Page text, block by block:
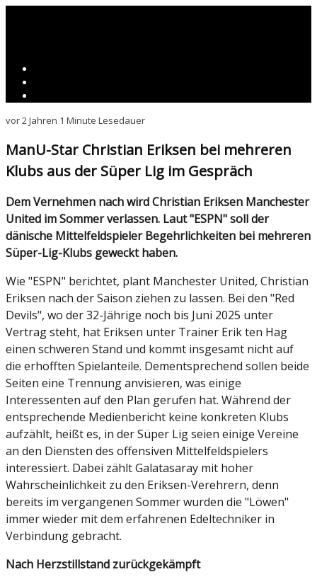
vor 2 Jahren 1 Minute Lesedauer
ManU-Star Christian Eriksen bei mehreren
Klubs aus der Süper Lig im Gespräch
Dem Vernehmen nach wird Christian Eriksen Manchester
United im Sommer verlassen. Laut "ESPN" soll der
dänische Mittelfeldspieler Begehrlichkeiten bei mehreren
Süper-Lig-Klubs geweckt haben.
Wie "ESPN" berichtet, plant Manchester United, Christian
Eriksen nach der Saison ziehen zu lassen. Bei den "Red
Devils", wo der 32-Jährige noch bis Juni 2025 unter
Vertrag steht, hat Eriksen unter Trainer Erik ten Hag
einen schweren Stand und kommt insgesamt nicht auf
die erhofften Spielanteile. Dementsprechend sollen beide
Seiten eine Trennung anvisieren, was einige
Interessenten auf den Plan gerufen hat. Während der
entsprechende Medienbericht keine konkreten Klubs
aufzählt, heißt es, in der Süper Lig seien einige Vereine
an den Diensten des offensiven Mittelfeldspielers
interessiert. Dabei zählt Galatasaray mit hoher
Wahrscheinlichkeit zu den Eriksen-Verehrern, denn
bereits im vergangenen Sommer wurden die "Löwen"
immer wieder mit dem erfahrenen Edeltechniker in
Verbindung gebracht.
Nach Herzstillstand zurückgekämpft